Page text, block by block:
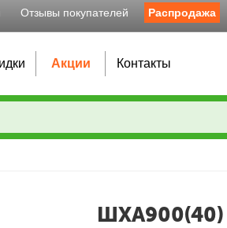
Отзывы покупателей Распродажа
Акции Контакты
ШХА900(40)